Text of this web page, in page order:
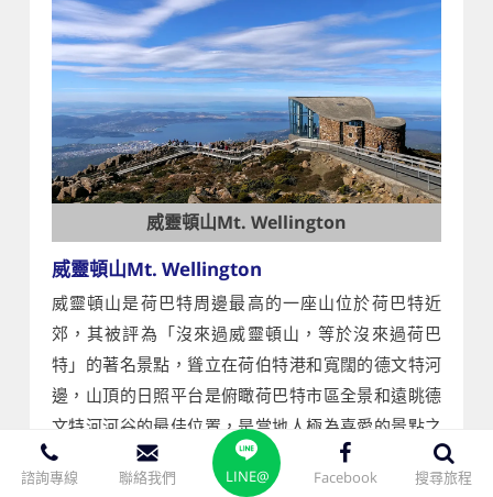
諮詢專線 聯絡我們 LINE@ Facebook 搜尋旅程
威靈頓山Mt. Wellington
威靈頓山Mt. Wellington
威靈頓山是荷巴特周邊最高的一座山位於荷巴特近
郊，其被評為「沒來過威靈頓山，等於沒來過荷巴
特」的著名景點，聳立在荷伯特港和寬闊的德文特河
邊，山頂的日照平台是俯瞰荷巴特市區全景和遠眺德
文特河河谷的最佳位置，是當地人極為喜愛的景點之
一。
【下車參觀】里奇蒙、威靈頓山